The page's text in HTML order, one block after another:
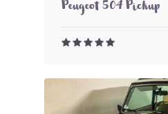
Peugeot 504 Pickup